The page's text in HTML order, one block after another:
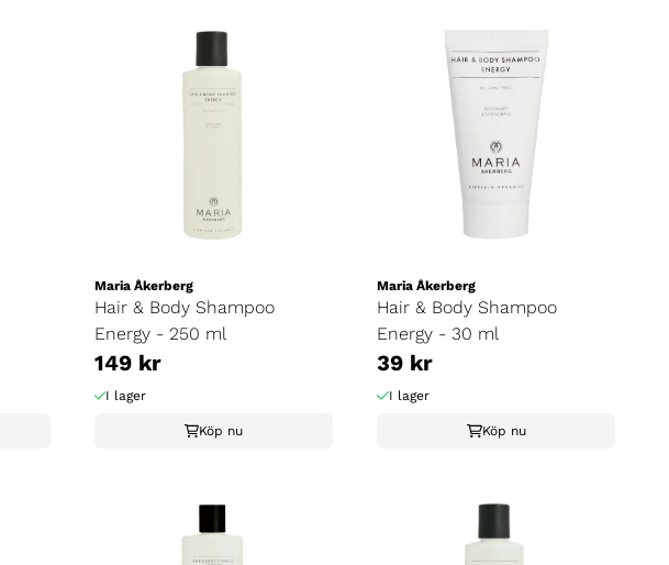
Maria Åkerberg
Hair & Body Shampoo
Energy - 250 ml
149 kr
I lager
Köp nu
Maria Åkerberg
Hair & Body Shampoo
Energy - 30 ml
39 kr
I lager
Köp nu